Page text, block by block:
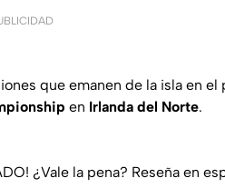
que emanen de la isla en
en Irlanda del Norte.
¿Vale la pena? Reseña en